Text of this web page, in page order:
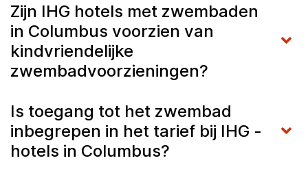
Zijn IHG hotels met zwembaden
in Columbus voorzien van
kindvriendelijke
zwembadvoorzieningen?
Is toegang tot het zwembad
inbegrepen in het tarief bij IHG -
hotels in Columbus?